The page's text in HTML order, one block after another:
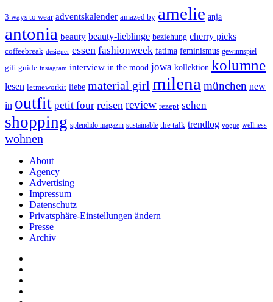
3 ways to wear adventskalender amazed by amelie anja
antonia beauty beauty-lieblinge beziehung cherry picks
coffeebreak designer essen fashionweek fatima feminismus gewinnspiel
gift guide instagram interview in the mood jowa kollektion kolumne
lesen letmeworkit liebe material girl milena münchen new
in outfit petit four reisen review rezept sehen
shopping splendido magazin sustainable the talk trendlog vogue wellness
wohnen
About
Agency
Advertising
Impressum
Datenschutz
Privatsphäre-Einstellungen ändern
Presse
Archiv